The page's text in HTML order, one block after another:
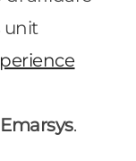
unit
.